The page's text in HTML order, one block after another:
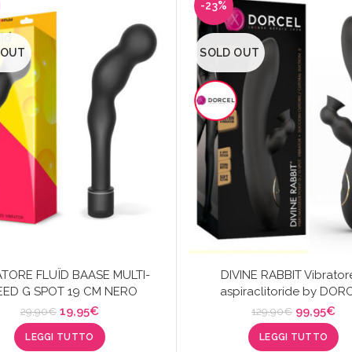
FLUÏD BAASE MULTI-
​​G SPOT 19 CM NERO
29,90€ Il
prezzo
originale
19,95€Il
prezzo
attuale
LEGGI TUTTO
-23%
SOLD OUT
DIVINE RABBIT
aspiraclitoride by
129,90€ Il
prezzo
originale
99,95€Il
LEGGI TUTTO